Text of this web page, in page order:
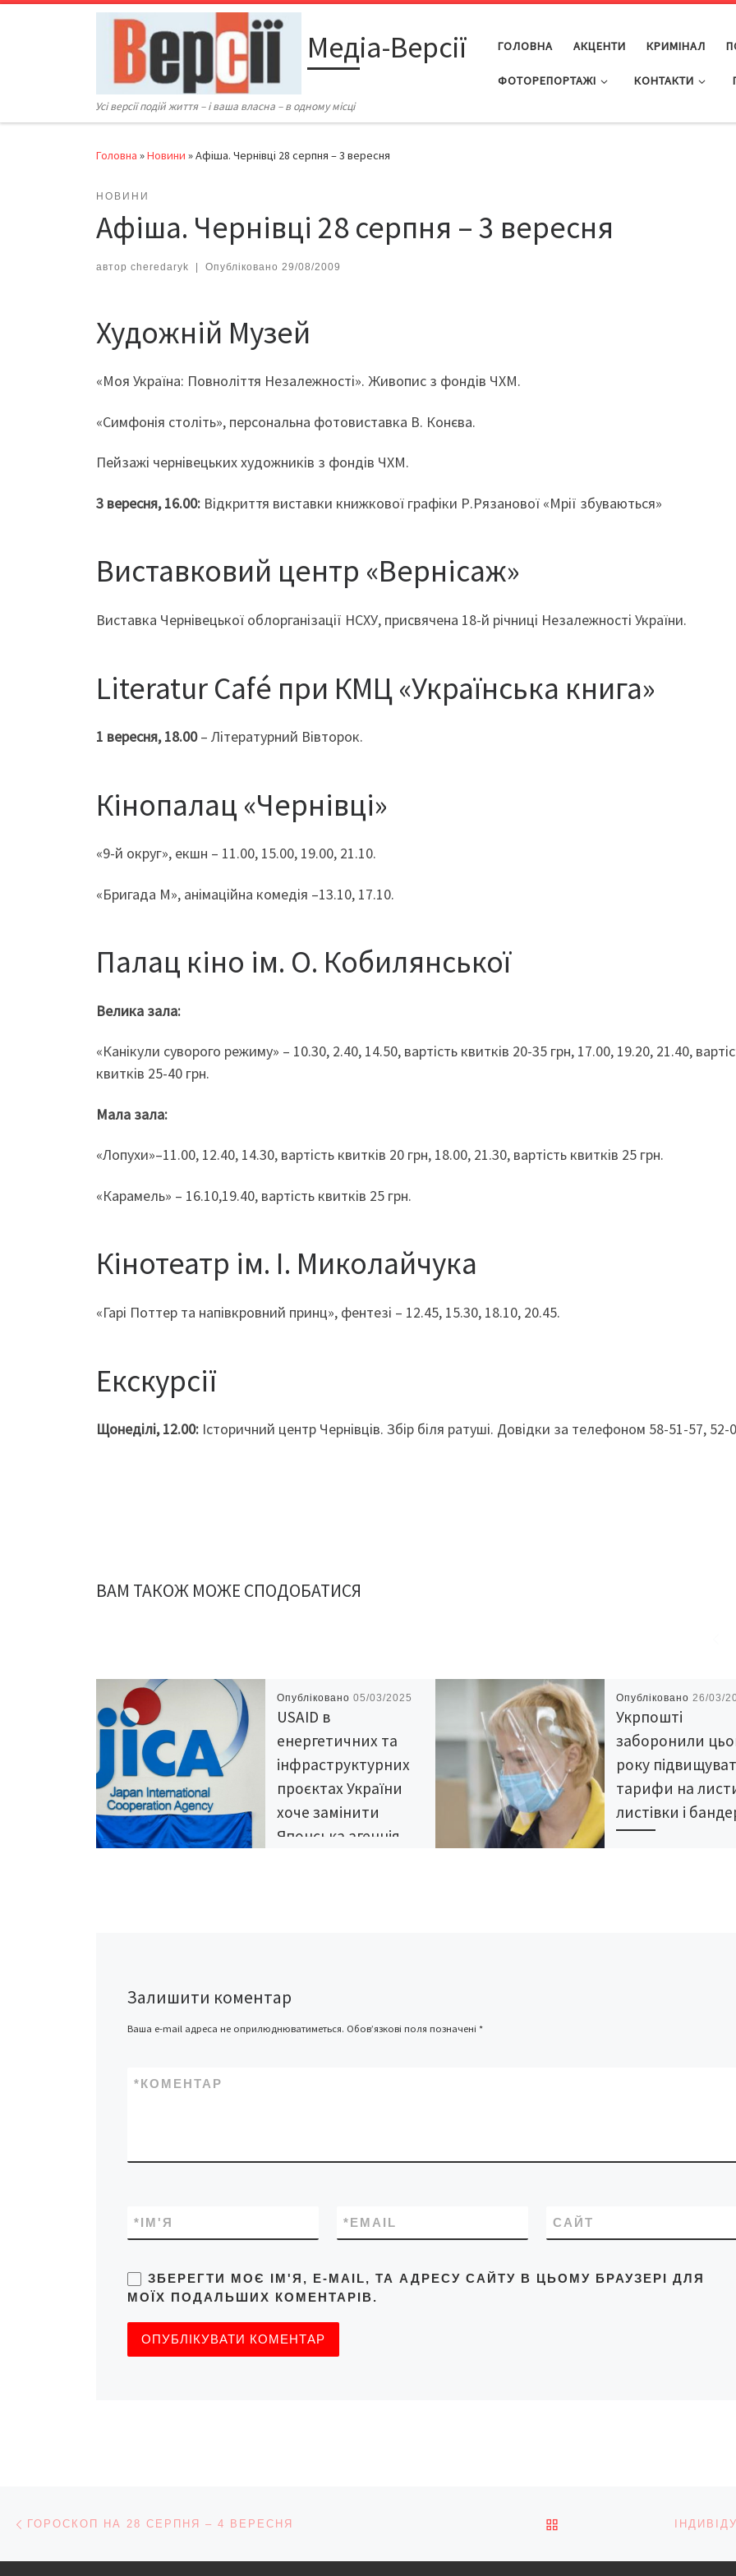
Перейти до вмісту
Медіа-Версії
Усі версії подій життя – і ваша власна – в одному місці
ГОЛОВНА АКЦЕНТИ КРИМІНАЛ
ФОТОРЕПОРТАЖІ КОНТАКТИ
Головна »Новини »Афіша. Чернівці 28 серпня – 3 вересня
НОВИНИ
Афіша. Чернівці 28 серпня – 3 вересня
автор cheredaryk Опубліковано 29/08/2009
Художній Музей
«Моя Україна: Повноліття Незалежності». Живопис з фондів ЧХМ.
«Симфонія століть», персональна фотовиставка В. Конєва.
Пейзажі чернівецьких художників з фондів ЧХМ.
3 вересня, 16.00: Відкриття виставки книжкової графіки Р.Рязанової «Мрії збуваються»
Виставковий центр «Вернісаж»
Виставка Чернівецької облорганізації НСХУ, присвячена 18-й річниці Незалежності України.
Literatur Café при КМЦ «Українська книга»
1 вересня, 18.00– Літературний Вівторок.
Кінопалац «Чернівці»
«9-й округ», екшн – 11.00, 15.00, 19.00, 21.10.
«Бригада М», анімаційна комедія –13.10, 17.10.
Палац кіно ім. О. Кобилянської
Велика зала:
«Канікули суворого режиму» – 10.30, 2.40, 14.50, вартість квитків 20-35 грн, 17.00, 19.20, 21.40,
квитків 25-40 грн.
Мала зала:
«Лопухи»–11.00, 12.40, 14.30, вартість квитків 20 грн, 18.00, 21.30, вартість квитків 25 грн.
«Карамель» – 16.10,19.40, вартість квитків 25 грн.
Кінотеатр ім. І. Миколайчука
«Гарі Поттер та напівкровний принц», фентезі – 12.45, 15.30, 18.10, 20.45.
Екскурсії
Щонеділі, 12.00: Історичний центр Чернівців. Збір біля ратуші. Довідки за телефоном 58-51-57, 52-
ВАМ ТАКОЖ МОЖЕ СПОДОБАТИСЯ
Опубліковано05/03/2025
USAID в
енергетичних та
інфраструктурних
проєктах України
хоче замінити
Японська агенція
сфері енергетики та
інфраструктури в Україні,
якими раніше опікувалася
Опубліковано 26/03/
Укрпошті
заборонили
року
тарифи на
листівки і
Залишити коментар
Ваша e-mail адреса не оприлюднюватиметься. Обов’язкові поля позначені *
КОМЕНТАР
*
ІМ'Я
* EMAIL
* САЙТ
ЗБЕРЕГТИ МОЄ ІМ'Я, E-MAIL, ТА АДРЕСУ САЙТУ В ЦЬОМУ БРАУЗЕРІ ДЛЯ
МОЇХ ПОДАЛЬШИХ КОМЕНТАРІВ.
Навігація записів
ГОРОСКОП НА 28 СЕРПНЯ – 4 ВЕРЕСНЯ ПОВЕРНУТИСЯ ДО